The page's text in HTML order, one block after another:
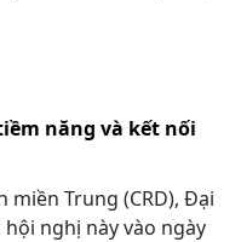
năng và kết nối
Trung (CRD), Đại
nghị này vào ngày